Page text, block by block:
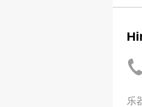
乐